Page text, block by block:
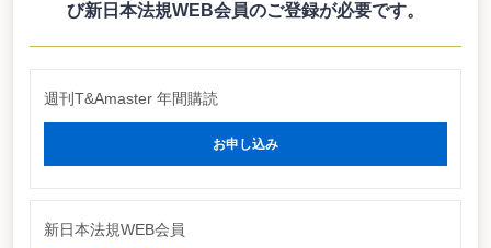
これによると、企業（回答企業の平均従業員数は3,804人）が負担した福利
わかった。現金給与総額が前年比減少となったにも関わらず、福利厚生費は引
http://www.keidanren.or.jp/japanese/policy/2004/009.html
び新日本法規WEB会員のご登録が必要です。
週刊T&Amaster 年間購読
お申し込み
新日本法規WEB会員